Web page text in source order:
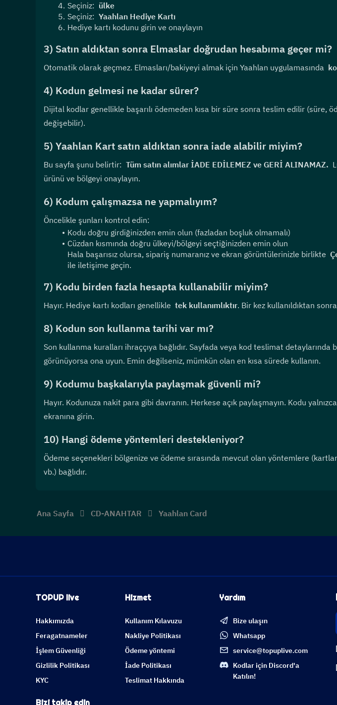
Seçiniz: ülke
Seçiniz: Yaahlan Hediye Kartı
Hediye kartı kodunu girin ve onaylayın
3) Satın aldıktan sonra Elmaslar doğrudan hesabıma geçer mi?
Otomatik olarak geçmez. Elmasları/bakiyeyi almak için Yaahlan uygulamasında
4) Kodun gelmesi ne kadar sürer?
Dijital kodlar genellikle başarılı ödemeden kısa bir süre sonra teslim edilir (süre,
değişebilir).
5) Yaahlan Kart satın aldıktan sonra iade alabilir miyim?
Bu sayfa şunu belirtir: Tüm satın alımlar İADE EDİLEMEZ ve GERİ ALINAMAZ.
ürünü ve bölgeyi onaylayın.
6) Kodum çalışmazsa ne yapmalıyım?
Öncelikle şunları kontrol edin:
Kodu doğru girdiğinizden emin olun (fazladan boşluk olmamalı)
Cüzdan kısmında doğru ülkeyi/bölgeyi seçtiğinizden emin olun
Hala başarısız olursa, sipariş numaranız ve ekran görüntülerinizle birlikte
ile iletişime geçin.
7) Kodu birden fazla hesapta kullanabilir miyim?
Hayır. Hediye kartı kodları genellikle tek kullanımlıktır. Bir kez kullanıldıktan
8) Kodun son kullanma tarihi var mı?
Son kullanma kuralları ihraççıya bağlıdır. Sayfada veya kod teslimat
görünüyorsa ona uyun. Emin değilseniz, mümkün olan en kısa sürede kullanın.
9) Kodumu başkalarıyla paylaşmak güvenli mi?
Hayır. Kodunuza nakit para gibi davranın. Herkese açık paylaşmayın. Kodu
ekranına girin.
10) Hangi ödeme yöntemleri destekleniyor?
Ödeme seçenekleri bölgenize ve ödeme sırasında mevcut olan yöntemlere
vb.) bağlıdır.
Ana Sayfa CD-ANAHTAR Yaahlan Card
TOPUP live
Hakkımızda
Feragatnameler
İşlem Güvenliği
Gizlilik Politikası
KYC
Hizmet
Kullanım Kılavuzu
Nakliye Politikası
Ödeme yöntemi
İade Politikası
Teslimat Hakkında
Yardım
Bize ulaşın
Whatsapp
service@topuplive.com
Kodlar için Discord'a
Katılın!
Bizi takip edin